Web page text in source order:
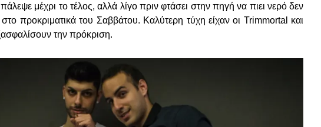
μέχρι το τέλος, αλλά λίγο πριν φτάσει στην πηγή να πιει νερό δεν
προκριματικά του Σαββάτου. Καλύτερη τύχη είχαν οι Trimmortal και
την πρόκριση.